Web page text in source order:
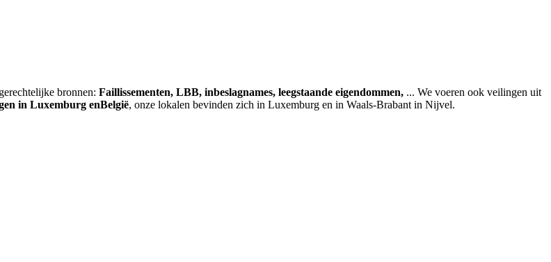
bronnen: Faillissementen, LBB, inbeslagnames, leegstaande eigendommen, ... We voeren ook veilingen uit
in Luxemburg enBelgië, onze lokalen bevinden zich in Luxemburg en in Waals-Brabant in Nijvel.